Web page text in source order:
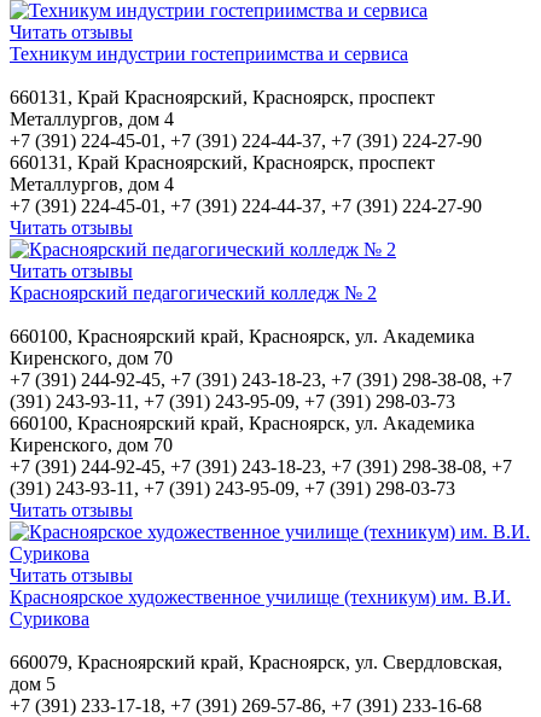
Читать отзывы
Техникум индустрии гостеприимства и сервиса
660131, Край Красноярский, Красноярск, проспект
Металлургов, дом 4
+7 (391) 224-45-01, +7 (391) 224-44-37, +7 (391) 224-27-90
660131, Край Красноярский, Красноярск, проспект
Металлургов, дом 4
+7 (391) 224-45-01, +7 (391) 224-44-37, +7 (391) 224-27-90
Читать отзывы
Читать отзывы
Красноярский педагогический колледж № 2
660100, Красноярский край, Красноярск, ул. Академика
Киренского, дом 70
+7 (391) 244-92-45, +7 (391) 243-18-23, +7 (391) 298-38-08, +7
(391) 243-93-11, +7 (391) 243-95-09, +7 (391) 298-03-73
660100, Красноярский край, Красноярск, ул. Академика
Киренского, дом 70
+7 (391) 244-92-45, +7 (391) 243-18-23, +7 (391) 298-38-08, +7
(391) 243-93-11, +7 (391) 243-95-09, +7 (391) 298-03-73
Читать отзывы
Читать отзывы
Красноярское художественное училище (техникум) им. В.И.
Сурикова
660079, Красноярский край, Красноярск, ул. Свердловская,
дом 5
+7 (391) 233-17-18, +7 (391) 269-57-86, +7 (391) 233-16-68